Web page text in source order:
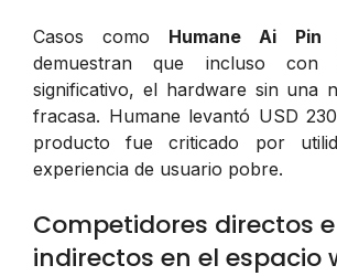
Casos como Humane Ai Pin
demuestran que incluso con
significativo, el hardware sin una
fracasa. Humane levantó USD
producto fue criticado por
experiencia de usuario pobre.
Competidores directos e
indirectos en el espacio